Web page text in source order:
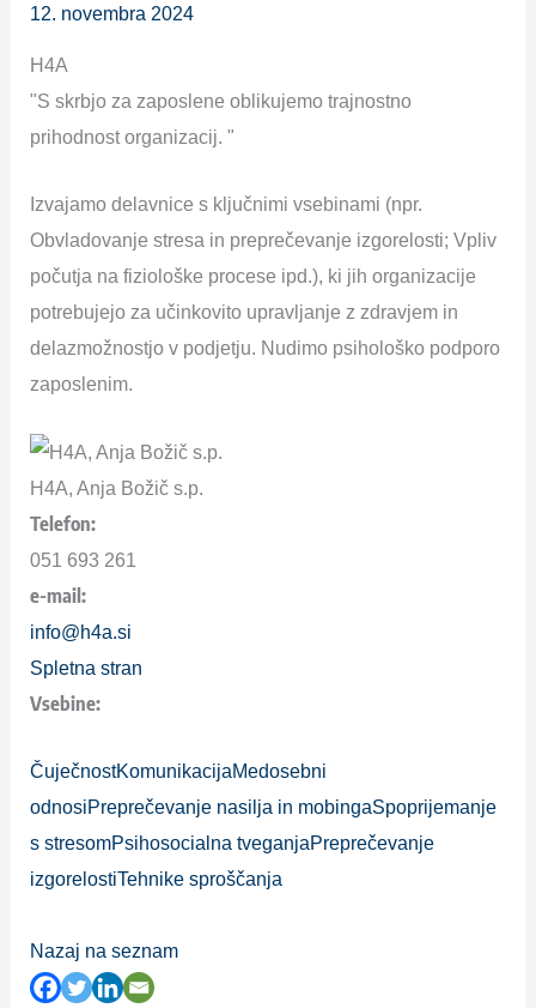
12. novembra 2024
H4A
"S skrbjo za zaposlene oblikujemo trajnostno
prihodnost organizacij. "
Izvajamo delavnice s ključnimi vsebinami (npr.
Obvladovanje stresa in preprečevanje izgorelosti; Vpliv
počutja na fiziološke procese ipd.), ki jih organizacije
potrebujejo za učinkovito upravljanje z zdravjem in
delazmožnostjo v podjetju. Nudimo psihološko podporo
zaposlenim.
H4A, Anja Božič s.p.
Telefon:
051 693 261
e-mail:
info@h4a.si
Spletna stran
Vsebine:
ČuječnostKomunikacijaMedosebni
odnosiPreprečevanje nasilja in mobingaSpoprijemanje
s stresomPsihosocialna tveganjaPreprečevanje
izgorelostiTehnike sproščanja
Nazaj na seznam